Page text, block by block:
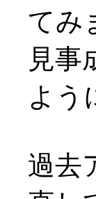
てみ
見事
よう
過去